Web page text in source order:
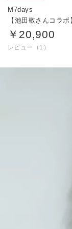
M7days
【池田敬さんコラ
￥20,900
レビュー（1）